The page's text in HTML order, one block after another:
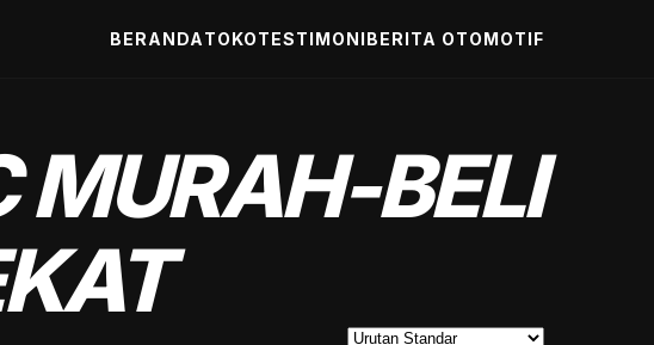
BERANDATOKOTESTIMONIBERITA OTOMOTIF
MURAH-BELI